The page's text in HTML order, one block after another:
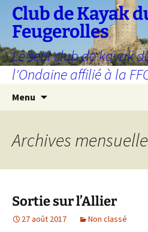
Aller
contenu
Club de Kayak
Feugerolles
Le seul club de kayak
l'Ondaine affilié à la
Menu
Archives
Sortie sur l’Allier
27 août 2017 Non classé